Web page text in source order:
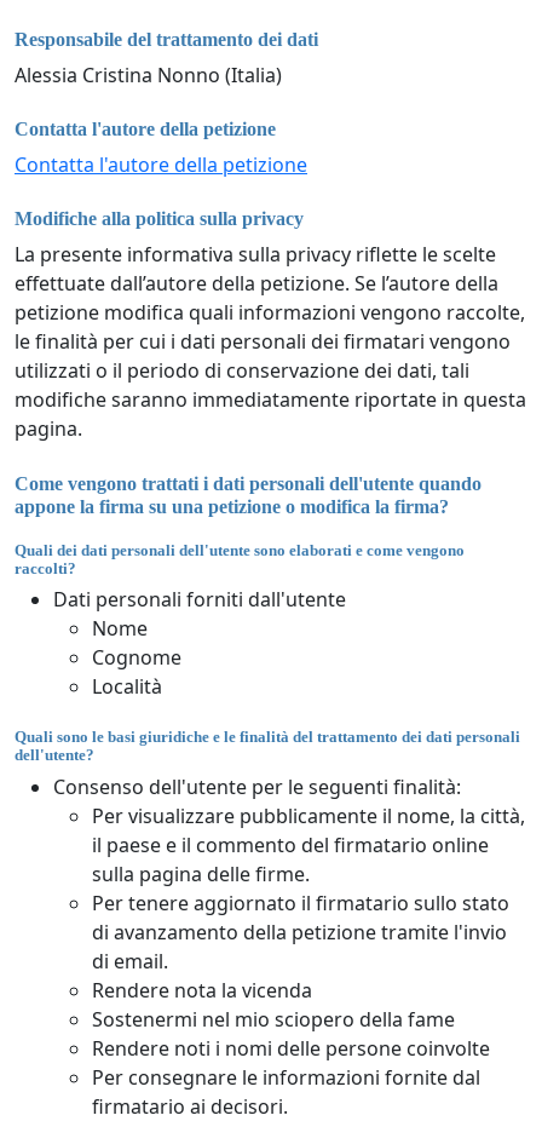
Responsabile del trattamento dei dati
Alessia Cristina Nonno (Italia)
Contatta l'autore della petizione
Contatta l'autore della petizione
Modifiche alla politica sulla privacy
La presente informativa sulla privacy riflette le scelte
effettuate dall’autore della petizione. Se l’autore della
petizione modifica quali informazioni vengono raccolte,
le finalità per cui i dati personali dei firmatari vengono
utilizzati o il periodo di conservazione dei dati, tali
modifiche saranno immediatamente riportate in questa
pagina.
Come vengono trattati i dati personali dell'utente quando
appone la firma su una petizione o modifica la firma?
Quali dei dati personali dell'utente sono elaborati e come vengono
raccolti?
Dati personali forniti dall'utente
Nome
Cognome
Località
Quali sono le basi giuridiche e le finalità del trattamento dei dati personali
dell'utente?
Consenso dell'utente per le seguenti finalità:
Per visualizzare pubblicamente il nome, la città,
il paese e il commento del firmatario online
sulla pagina delle firme.
Per tenere aggiornato il firmatario sullo stato
di avanzamento della petizione tramite l'invio
di email.
Rendere nota la vicenda
Sostenermi nel mio sciopero della fame
Rendere noti i nomi delle persone coinvolte
Per consegnare le informazioni fornite dal
firmatario ai decisori.